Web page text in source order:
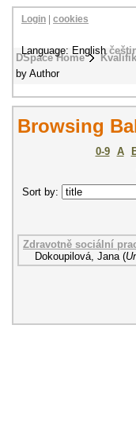
DSpace Home
by Author
Login cookies
Language: English
Browsing
0-9 A
Sort by:
Zdravotně sociální
Dokoupilová, Jana (